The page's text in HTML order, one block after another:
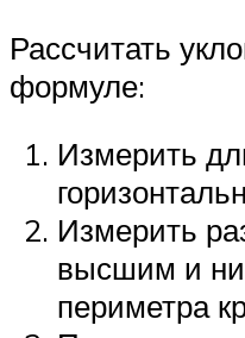
Рассчитать
формуле:
Измерить
Измерить
высшим и
периметра